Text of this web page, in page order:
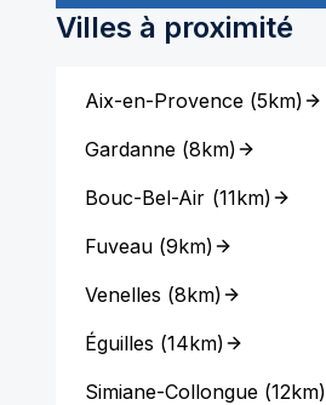
Villes à proximité
Aix-en-Provence(5km)
Gardanne(8km)
Bouc-Bel-Air (11km)
Fuveau(9km)
Venelles (8km)
Éguilles (14km)
Simiane-Collongue(12km)